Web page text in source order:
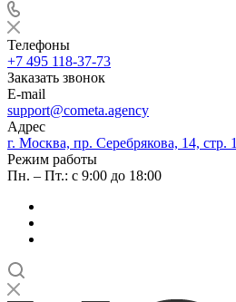
Телефоны
+7 495 118-37-73
Заказать звонок
E-mail
support@cometa.agency
Адрес
г. Москва, пр. Серебрякова, 14, стр. 1
Режим работы
Пн. – Пт.: с 9:00 до 18:00